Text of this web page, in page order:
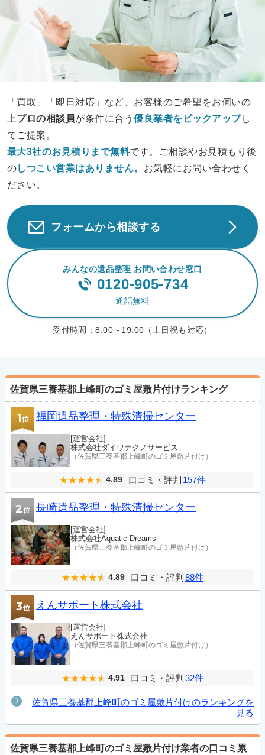
「買取」「即日対応」など、お客様のご希望をお伺いの
上プロの相談員が条件に合う優良業者をピックアップし
てご提案。
最大3社のお見積りまで無料です。ご相談やお見積もり後
のしつこい営業はありません。 お気軽にお問い合わせく
ださい。
フォームから相談する
みんなの遺品整理 お問い合わせ窓口
0120-905-734
通話無料
受付時間：8:00～19:00（土日祝も対応）
佐賀県三養基郡上峰町のゴミ屋敷片付けランキング
1位 福岡遺品整理・特殊清掃センター
[運営会社]
株式会社ダイワテクノサービス
（佐賀県三養基郡上峰町のゴミ屋敷片付け）
4.89 口コミ・評判 157件
2位 長崎遺品整理・特殊清掃センター
[運営会社]
株式会社Aquatic Dreams
（佐賀県三養基郡上峰町のゴミ屋敷片付け）
4.89 口コミ・評判 88件
3位 えんサポート株式会社
[運営会社]
えんサポート株式会社
（佐賀県三養基郡上峰町のゴミ屋敷片付け）
4.91 口コミ・評判 32件
佐賀県三養基郡上峰町のゴミ屋敷片付けのランキングを
見る
佐賀県三養基郡上峰町のゴミ屋敷片付け業者の口コミ累